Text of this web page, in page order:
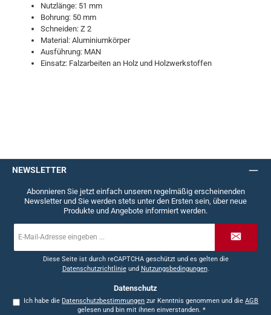
Nutzlänge: 51 mm
Bohrung: 50 mm
Schneiden: Z 2
Material: Aluminiumkörper
Ausführung: MAN
Einsatz: Falzarbeiten an Holz und Holzwerkstoffen
NEWSLETTER
Abonnieren Sie jetzt einfach unseren regelmäßig erscheinenden
Newsletter und Sie werden stets unter den Ersten sein, über neue
Produkte und Angebote informiert werden.
Mail-
Diese Seite ist durch reCAPTCHA geschützt und es gelten die
Datenschutzrichtlinieund Nutzungsbedingungen.
Datenschutz
Ich habe die Datenschutzbestimmungen zur Kenntnis genommen und dieAGB
gelesen und bin mit ihnen einverstanden. *